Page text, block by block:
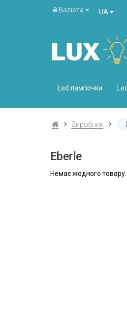
₴ Валюта UA
Led лампочки
Виробник
Eberle
Немає жодного товару.